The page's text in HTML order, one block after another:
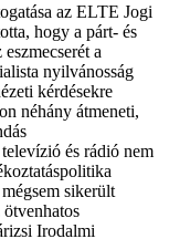
az ELTE Jogi
hogy a párt- és
a
nyilvánosság
kérdésekre
néhány átmeneti,
és rádió nem
sikerült
Irodalmi